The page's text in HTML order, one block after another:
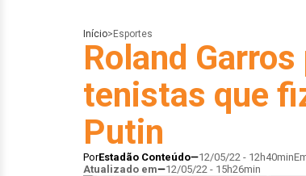
Início> Esportes
Roland
tenistas que
Putin
PorEstadão Conteúdo 12/05/22 - 12h40min
Atualizado em
12/05/22 - 15h26min